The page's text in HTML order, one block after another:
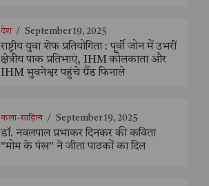
देश / September 19, 2025
राष्ट्रीय युवा शेफ प्रतियोगिता : पूर्वी जोन में उभरीं
क्षेत्रीय पाक प्रतिभाएं, IHM कोलकाता और
IHM भुवनेश्वर पहुंचे ग्रैंड फिनाले
कला-साहित्य / September 19, 2025
डॉ. नवलपाल प्रभाकर दिनकर की कविता
"मोम के पंख" ने जीता पाठकों का दिल